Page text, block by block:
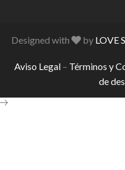
Designed with by LOVE
Aviso Legal – Términos y
de